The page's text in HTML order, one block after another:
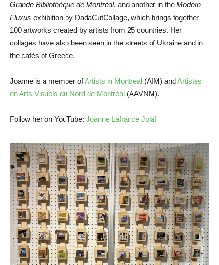
Grande Bibliothèque de Montréal, and another in the Modern
Fluxus exhibition by DadaCutCollage, which brings together
100 artworks created by artists from 25 countries. Her
collages have also been seen in the streets of Ukraine and in
the cafés of Greece.
Joanne is a member ofArtists in Montreal (AIM) andArtistes
en Arts Visuels du Nord de Montréal (AAVNM).
Follow her on YouTube: Joanne Lafrance Jolaf